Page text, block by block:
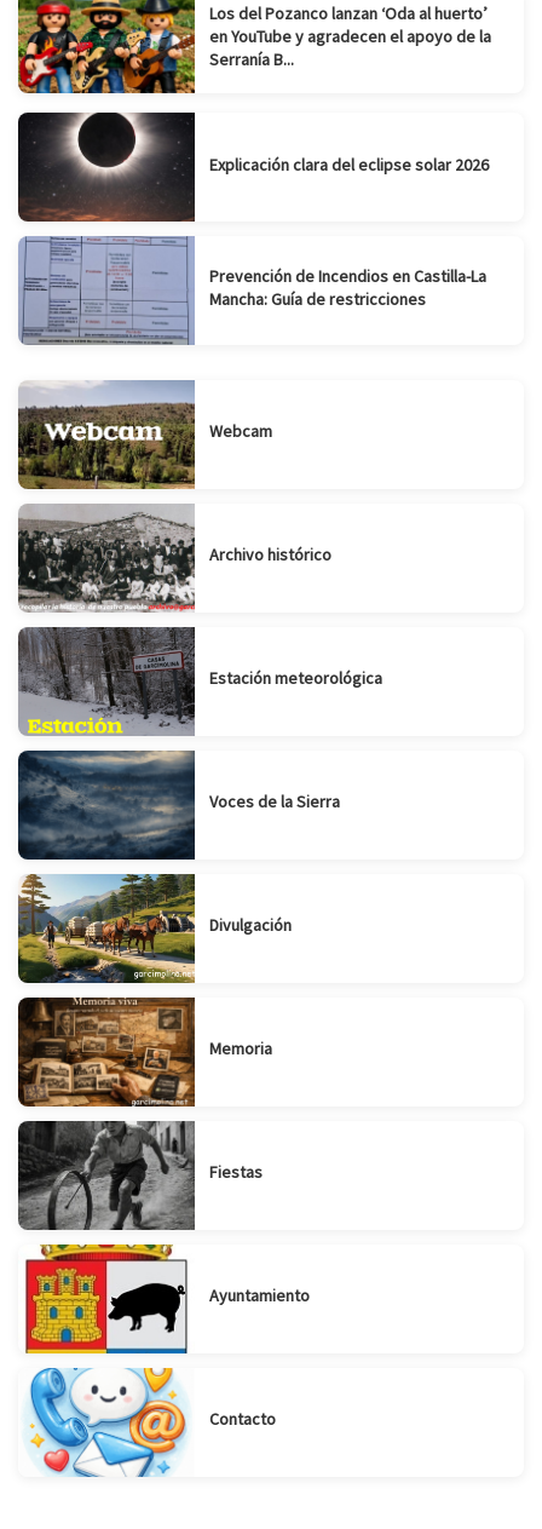
Los del Pozanco lanzan ‘Oda al huerto’
en YouTube y agradecen el apoyo de la
Serranía B...
Explicación clara del eclipse solar 2026
Prevención de Incendios en Castilla-La
Mancha: Guía de restricciones
Webcam
Archivo histórico
Estación meteorológica
Voces de la Sierra
Divulgación
Memoria
Fiestas
Ayuntamiento
Contacto